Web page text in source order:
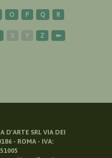
O P Q R
X Y Z ⬅
D'ARTE SRL VIA DEI
- ROMA - IVA: